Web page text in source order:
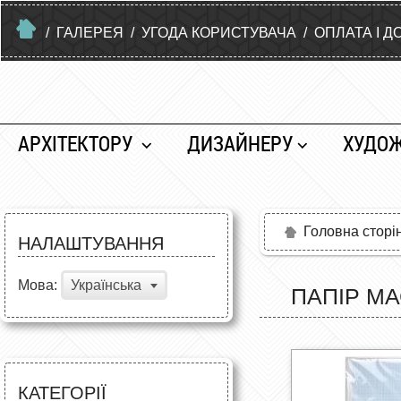
/ ГАЛЕРЕЯ / УГОДА КОРИСТУВАЧА / ОПЛАТА І
АРХІТЕКТОРУ ДИЗАЙНЕРУ
НАЛАШТУВАННЯ
Мова: Українська
КАТЕГОРІЇ
Головна
ПАПІР